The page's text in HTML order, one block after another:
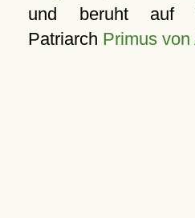
und beruht auf
Patriarch Primus